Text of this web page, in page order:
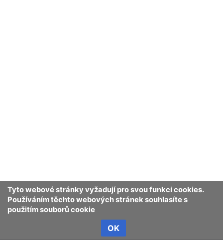
Tyto webové stránky vyžadují pro svou funkci cookies.
Používáním těchto webových stránek souhlasíte s
použitím souborů cookie
OK